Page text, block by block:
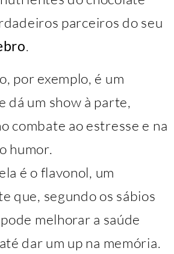
parceiros do seu
.
por exemplo, é um
dá um show à parte,
combate ao estresse e na
humor.
é o flavonol, um
que, segundo os sábios
melhorar a saúde
dar um up na memória.